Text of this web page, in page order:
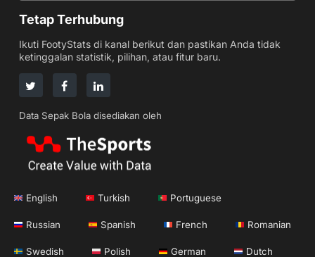
Tetap Terhubung
Ikuti FootyStats di kanal berikut dan pastikan Anda tidak
ketinggalan statistik, pilihan, atau fitur baru.
Data Sepak Bola disediakan oleh
English Turkish Portuguese
Russian Spanish French Romanian
Swedish Polish German Dutch